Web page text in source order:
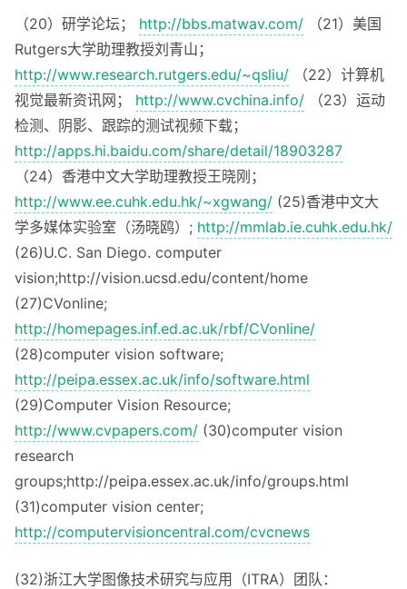
（20）研学论坛； http://bbs.matwav.com/ （21）美国
Rutgers大学助理教授刘青山；
http://www.research.rutgers.edu/~qsliu/ （22）计算机
视觉最新资讯网； http://www.cvchina.info/ （23）运动
检测、阴影、跟踪的测试视频下载；
http://apps.hi.baidu.com/share/detail/18903287
（24）香港中文大学助理教授王晓刚；
http://www.ee.cuhk.edu.hk/~xgwang/ (25)香港中文大
学多媒体实验室（汤晓鸥）; http://mmlab.ie.cuhk.edu.hk/
(26)U.C. San Diego. computer
vision;http://vision.ucsd.edu/content/home
(27)CVonline;
http://homepages.inf.ed.ac.uk/rbf/CVonline/
(28)computer vision software;
http://peipa.essex.ac.uk/info/software.html
(29)Computer Vision Resource;
http://www.cvpapers.com/ (30)computer vision
research
groups;http://peipa.essex.ac.uk/info/groups.html
(31)computer vision center;
http://computervisioncentral.com/cvcnews
(32)浙江大学图像技术研究与应用（ITRA）团队：